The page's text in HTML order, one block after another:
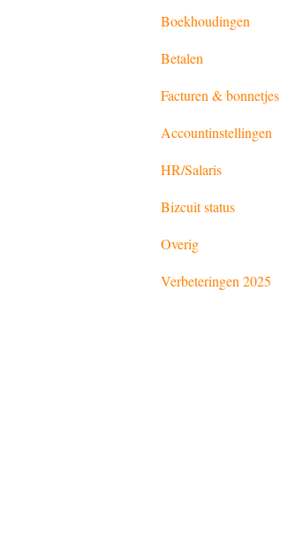
iDIN
UBO verklaring
Premium koppelingen
Autoriseren
Bankinstellingen
Bankrechten
Boekhoudingen
SnelStart
Syntess
Yuki
Twinfield
Mollie
Pay.
Betalen
Incasso
Facturen & bonnetjes
Accountinstellingen
HR/Salaris
Bizcuit status
Overig
Verbeteringen 2025